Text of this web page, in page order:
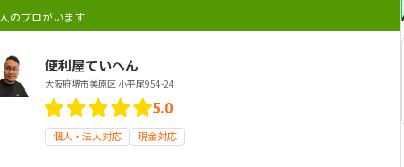
人のプロがいます
便利屋ていへん
大阪府堺市美原区 小平尾954-24
5.0
個人・法人対応 現金対応